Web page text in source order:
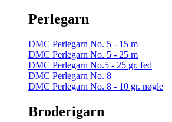
Perlegarn
DMC Perlegarn No. 5 - 15 m
DMC Perlegarn No. 5 - 25 m
DMC Perlegarn No.5 - 25 gr. fed
DMC Perlegarn No. 8
DMC Perlegarn No. 8 - 10 gr. nøgle
Broderigarn